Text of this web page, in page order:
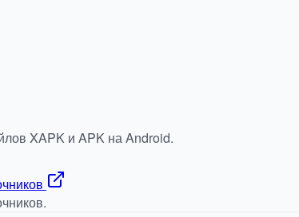
XAPK и APK на Android.